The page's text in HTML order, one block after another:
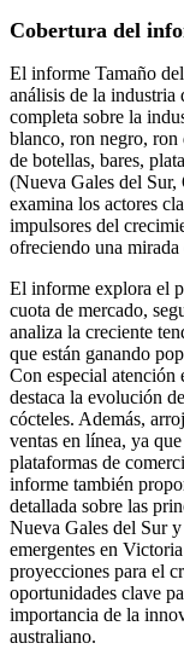
Cobertura del
El informe Tamaño
análisis de la
completa sobre la
blanco, ron negro, ron
de botellas, bares,
(Nueva Gales del
examina los actores
impulsores del
ofreciendo una
El informe explora el
cuota de mercado,
analiza la creciente
que están ganando
Con especial atención
destaca la evolución
cócteles. Además,
ventas en línea, ya
plataformas de
informe también
detallada sobre las
Nueva Gales del Sur
emergentes en
proyecciones para el
oportunidades clave
importancia de la
australiano.